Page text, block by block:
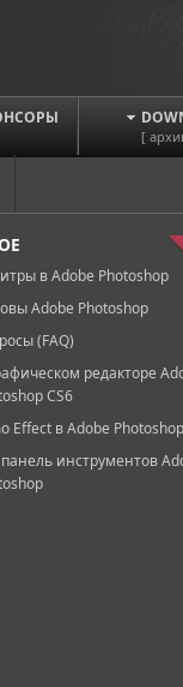
[
в Adobe Photoshop
Adobe Photoshop
(FAQ)
редакторе
CS6
Effect в Adobe
инструментов